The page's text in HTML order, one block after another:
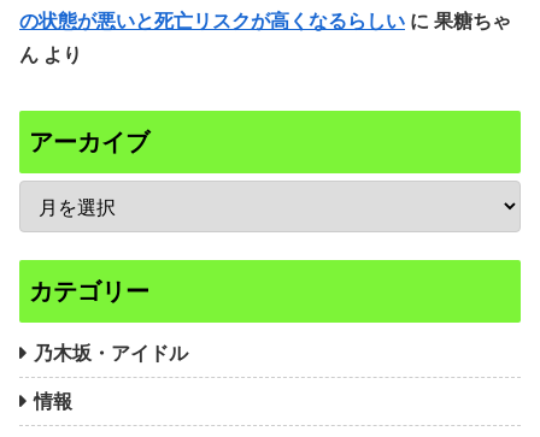
の状態が悪いと死亡リスクが高くなるらしい に 果糖ちゃ
ん より
アーカイブ
カテゴリー
乃木坂・アイドル
情報